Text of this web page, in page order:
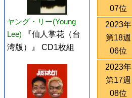
ヤング・リー(Young
Lee)
『仙人掌花（台
湾版）』 CD1枚組
07位
2023年
第18週
06位
2023年
第17週
08位